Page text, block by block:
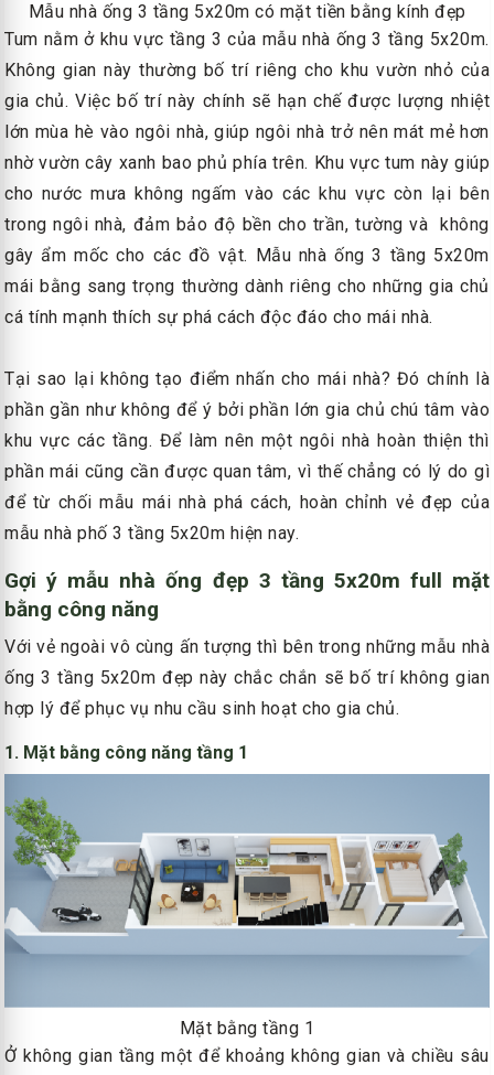
Mẫu nhà ống 3 tầng 5x20m có mặt tiền bằng kính đẹp
Tum nằm ở khu vực tầng 3 của mẫu nhà ống 3 tầng 5x20m.
Không gian này thường bố trí riêng cho khu vườn nhỏ của
gia chủ. Việc bố trí này chính sẽ hạn chế được lượng nhiệt
lớn mùa hè vào ngôi nhà, giúp ngôi nhà trở nên mát mẻ hơn
nhờ vườn cây xanh bao phủ phía trên. Khu vực tum này giúp
cho nước mưa không ngấm vào các khu vực còn lại bên
trong ngôi nhà, đảm bảo độ bền cho trần, tường và không
gây ẩm mốc cho các đồ vật. Mẫu nhà ống 3 tầng 5x20m
mái bằng sang trọng thường dành riêng cho những gia chủ
cá tính mạnh thích sự phá cách độc đáo cho mái nhà.
Tại sao lại không tạo điểm nhấn cho mái nhà? Đó chính là
phần gần như không để ý bởi phần lớn gia chủ chú tâm vào
khu vực các tầng. Để làm nên một ngôi nhà hoàn thiện thì
phần mái cũng cần được quan tâm, vì thế chẳng có lý do gì
để từ chối mẫu mái nhà phá cách, hoàn chỉnh vẻ đẹp của
mẫu nhà phố 3 tầng 5x20m hiện nay.
Gợi ý mẫu nhà ống đẹp 3 tầng 5x20m full mặt
bằng công năng
Với vẻ ngoài vô cùng ấn tượng thì bên trong những mẫu nhà
ống 3 tầng 5x20m đẹp này chắc chắn sẽ bố trí không gian
hợp lý để phục vụ nhu cầu sinh hoạt cho gia chủ.
1. Mặt bằng công năng tầng 1
Mặt bằng tầng 1
Ở không gian tầng một để khoảng không gian và chiều sâu